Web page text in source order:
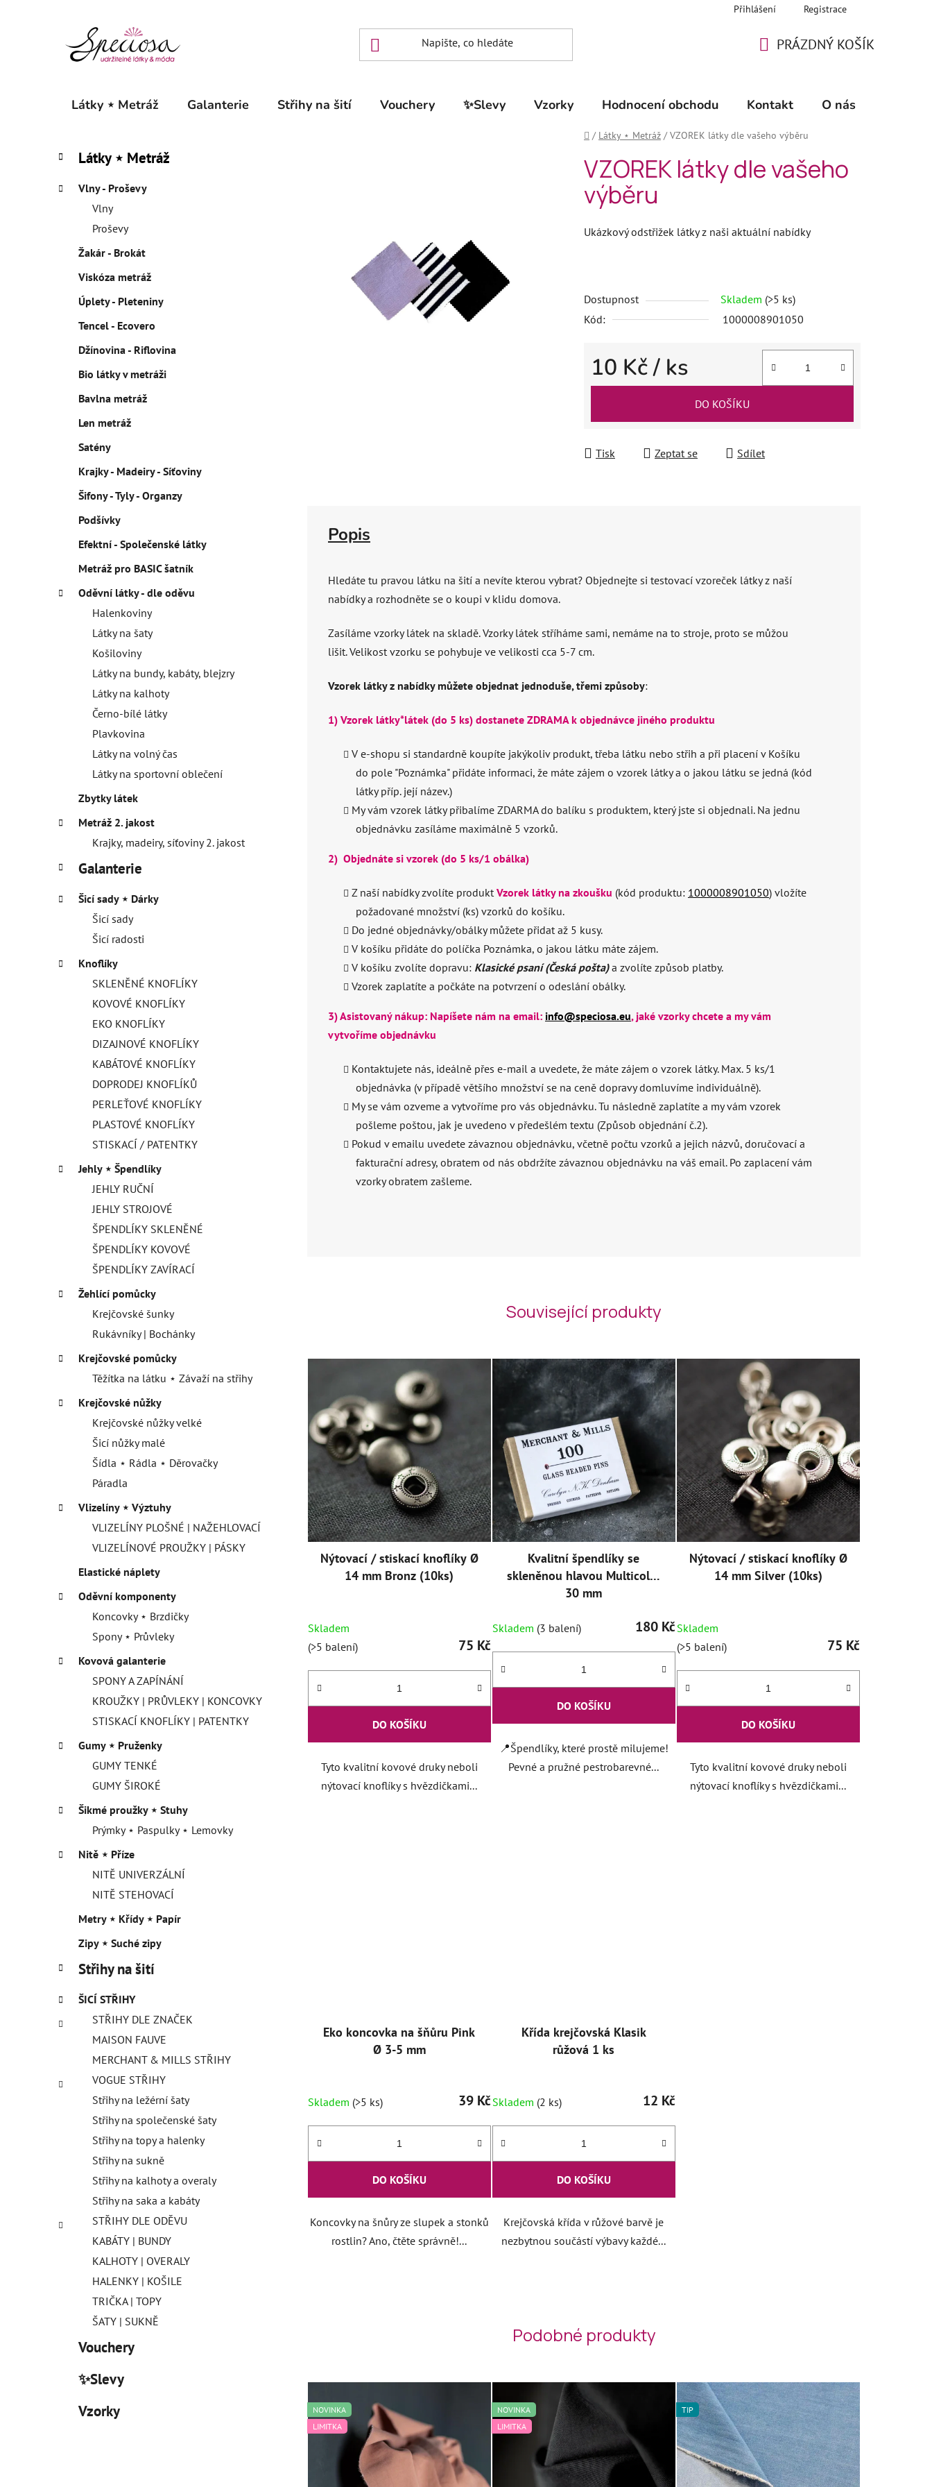
Přihlášení Registrace
KOŠÍK
PRÁZDNÝ KOŠÍK
Látky ⋆ Metráž Galanterie Střihy na šití Vouchery ✨Slevy Vzorky Hodnocení obchodu Kontakt O nás
Domů
/ Látky ⋆ Metráž / VZOREK látky dle vašeho výběru
P
o
s
kategorie
K
a
e
Látky ⋆ Metráž
Vlny - Proševy
Vlny
Proševy
Žakár - Brokát
Viskóza metráž
Úplety - Pleteniny
Tencel - Ecovero
Džínovina - Riflovina
Bio látky v metráži
Bavlna metráž
Len metráž
Satény
Krajky - Madeiry - Síťoviny
Šifony - Tyly - Organzy
Podšívky
Efektní - Společenské látky
Metráž pro BASIC šatník
Oděvní látky - dle oděvu
Halenkoviny
Látky na šaty
Košiloviny
Látky na bundy, kabáty, blejzry
Látky na kalhoty
Černo-bílé látky
Plavkovina
Látky na volný čas
Látky na sportovní oblečení
Zbytky látek
Metráž 2. jakost
Krajky, madeiry, síťoviny 2. jakost
Galanterie
Šicí sady ⋆ Dárky
Šicí sady
Šicí radosti
Knoflíky
SKLENĚNÉ KNOFLÍKY
KOVOVÉ KNOFLÍKY
EKO KNOFLÍKY
DIZAJNOVÉ KNOFLÍKY
KABÁTOVÉ KNOFLÍKY
DOPRODEJ KNOFLÍKŮ
PERLEŤOVÉ KNOFLÍKY
PLASTOVÉ KNOFLÍKY
STISKACÍ / PATENTKY
Jehly ⋆ Špendlíky
JEHLY RUČNÍ
JEHLY STROJOVÉ
ŠPENDLÍKY SKLENĚNÉ
ŠPENDLÍKY KOVOVÉ
ŠPENDLÍKY ZAVÍRACÍ
Žehlící pomůcky
Krejčovské šunky
Rukávníky | Bochánky
Krejčovské pomůcky
Těžítka na látku ⋆ Závaží na střihy
Krejčovské nůžky
Krejčovské nůžky velké
Šicí nůžky malé
Šídla ⋆ Rádla ⋆ Děrovačky
Páradla
Vlizelíny ⋆ Výztuhy
VLIZELÍNY PLOŠNÉ | NAŽEHLOVACÍ
VLIZELÍNOVÉ PROUŽKY | PÁSKY
Elastické náplety
Oděvní komponenty
Koncovky ⋆ Brzdičky
Spony ⋆ Průvleky
Kovová galanterie
SPONY A ZAPÍNÁNÍ
KROUŽKY | PRŮVLEKY | KONCOVKY
STISKACÍ KNOFLÍKY | PATENTKY
Gumy ⋆ Pruženky
GUMY TENKÉ
GUMY ŠIROKÉ
Šikmé proužky ⋆ Stuhy
Prýmky ⋆ Paspulky ⋆ Lemovky
Nitě ⋆ Příze
NITĚ UNIVERZÁLNÍ
NITĚ STEHOVACÍ
Metry ⋆ Křídy ⋆ Papír
Zipy ⋆ Suché zipy
Střihy na šití
ŠICÍ STŘIHY
STŘIHY DLE ZNAČEK
MAISON FAUVE
MERCHANT & MILLS STŘIHY
VOGUE STŘIHY
Střihy na ležérní šaty
Střihy na společenské šaty
Střihy na topy a halenky
Střihy na sukně
Střihy na kalhoty a overaly
Střihy na saka a kabáty
STŘIHY DLE ODĚVU
KABÁTY | BUNDY
KALHOTY | OVERALY
HALENKY | KOŠILE
TRIČKA | TOPY
ŠATY | SUKNĚ
Vouchery
✨Slevy
Vzorky
VZOREK látky dle vašeho
výběru
Ukázkový odstřižek látkyz naši aktuální nabídky
Dostupnost Skladem (>5 ks)
Kód:
1000008901050
10 Kč/ ks
Měrná cena:
DO KOŠÍKU
Tisk Zeptat se Sdílet
Popis
Hledáte tu pravou látku na šití a nevíte kterou vybrat? Objednejte si testovací vzoreček látky z naší
nabídky a rozhodněte se o koupi v klidu domova.
Zasíláme vzorky látek na skladě. Vzorky látek stříháme sami, nemáme na to stroje, proto se můžou
lišit. Velikost vzorku se pohybuje ve velikosti cca 5-7 cm.
Vzorek látky z nabídky můžete objednat jednoduše, třemi způsoby:
1) Vzorek látky*látek (do 5 ks) dostanete ZDRAMA k objednávce jiného produktu
V e-shopu si standardně koupíte jakýkoliv produkt, třeba látku nebo střih a při placení v Košíku
do pole "Poznámka" přidáte informaci, že máte zájem o vzorek látky a o jakou látku se jedná (kód
látky příp. její název.)
My vám vzorek látky přibalíme ZDARMA do balíku s produktem, který jste si objednali. Na jednu
objednávku zasíláme maximálně 5 vzorků.
2) Objednáte si vzorek (do 5 ks/1 obálka)
Z naší nabídky zvolíte produkt Vzorek látky na zkoušku (kód produktu: 1000008901050) vložíte
požadované množství (ks) vzorků do košíku.
Do jedné objednávky/obálky můžete přidat až 5 kusy.
V košíku přidáte do políčka Poznámka, o jakou látku máte zájem.
V košíku zvolíte dopravu: Klasické psaní (Česká pošta) a zvolíte způsob platby.
Vzorek zaplatíte a počkáte na potvrzení o odeslání obálky.
3) Asistovaný nákup: Napíšete nám na email: info@speciosa.eu, jaké vzorky chcete a my vám
vytvoříme objednávku
Kontaktujete nás, ideálně přes e-mail a uvedete, že máte zájem o vzorek látky. Max. 5 ks/1
objednávka (v případě většího množství se na ceně dopravy domluvíme individuálně).
My se vám ozveme a vytvoříme pro vás objednávku. Tu následně zaplatíte a my vám vzorek
pošleme poštou, jak je uvedeno v předešlém textu (Způsob objednání č.2).
Pokud v emailu uvedete závaznou objednávku, včetně počtu vzorků a jejich názvů, doručovací a
fakturační adresy, obratem od nás obdržíte závaznou objednávku na váš email. Po zaplacení vám
vzorky obratem zašleme.
Související produkty
Nýtovací / stiskací knoflíky Ø
14 mm Bronz (10ks)
Skladem
(>5 balení)
75 Kč
DO KOŠÍKU
Tyto kvalitní kovové druky neboli
nýtovací knoflíky s hvězdičkami...
Kvalitní špendlíky se
skleněnou hlavou Multicolor
30 mm
Skladem (3 balení) 180 Kč
DO KOŠÍKU
📍Špendlíky, které prostě milujeme!
Pevné a pružné pestrobarevné...
Nýtovací / stiskací knoflíky Ø
14 mm Silver (10ks)
Skladem
(>5 balení)
75 Kč
DO KOŠÍKU
Tyto kvalitní kovové druky neboli
nýtovací knoflíky s hvězdičkami...
Eko koncovka na šňůru Pink
Ø 3-5 mm
Skladem (>5 ks) 39 Kč
DO KOŠÍKU
Koncovky na šnůry ze slupek a stonků
rostlin? Ano, čtěte správně!...
Křída krejčovská Klasik
růžová 1 ks
Skladem (2 ks) 12 Kč
DO KOŠÍKU
Krejčovská křída v růžové barvě je
nezbytnou součástí výbavy každé...
Podobné produkty
NOVINKA
LIMITKA
NOVINKA
LIMITKA
TIP